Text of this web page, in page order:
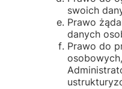
swoich
Prawo
danych
Prawo do